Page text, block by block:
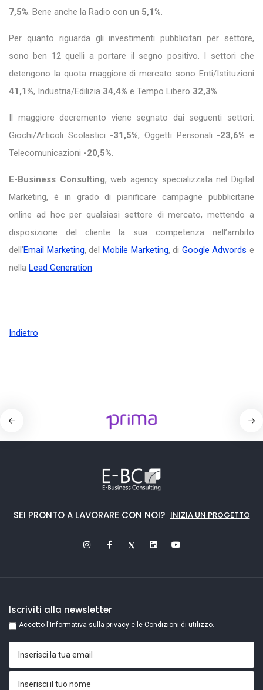
7,5%. Bene anche la Radio con un 5,1%.
Per quanto riguarda gli investimenti pubblicitari per settore,
sono ben 12 quelli a portare il segno positivo. I settori che
detengono la quota maggiore di mercato sono Enti/Istituzioni
41,1%, Industria/Edilizia 34,4% e Tempo Libero 32,3%.
Il maggiore decremento viene segnato dai seguenti settori:
Giochi/Articoli Scolastici -31,5%, Oggetti Personali -23,6% e
Telecomunicazioni -20,5%.
E-Business Consulting, web agency specializzata nel Digital
Marketing, è in grado di pianificare campagne pubblicitarie
online ad hoc per qualsiasi settore di mercato, mettendo a
disposizione del cliente la sua competenza nell’ambito
dell’Email Marketing, del Mobile Marketing, di Google Adwords e
nella Lead Generation.
Indietro
SEI PRONTO A LAVORARE CON NOI? INIZIA UN PROGETTO
Iscriviti alla newsletter
Accetto l'Informativa sulla privacy e le Condizioni di utilizzo.